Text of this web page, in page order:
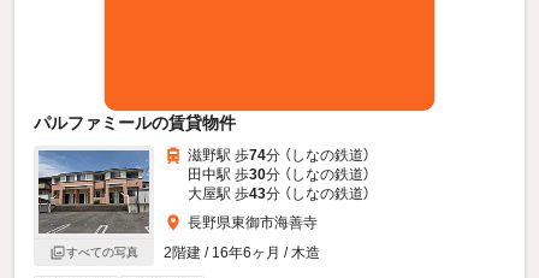
パルファミールの賃貸物件
すべての写真
滋野駅 歩74分 （しなの鉄道）
田中駅 歩30分 （しなの鉄道）
大屋駅 歩43分 （しなの鉄道）
長野県東御市海善寺
2階建 / 16年6ヶ月 / 木造